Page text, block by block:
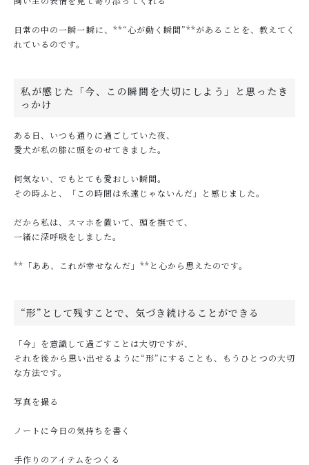
日常の中の一瞬一瞬に、**“心が動く瞬間”**があることを、教えてく
れているのです。
私が感じた「今、この瞬間を大切にしよう」と思ったき
っかけ
ある日、いつも通りに過ごしていた夜、
愛犬が私の膝に頭をのせてきました。
何気ない、でもとても愛おしい瞬間。
その時ふと、「この時間は永遠じゃないんだ」と感じました。
だから私は、スマホを置いて、頭を撫でて、
一緒に深呼吸をしました。
**「ああ、これが幸せなんだ」**と心から思えたのです。
“形”として残すことで、気づき続けることができる
「今」を意識して過ごすことは大切ですが、
それを後から思い出せるように“形”にすることも、もうひとつの大切
な方法です。
写真を撮る
ノートに今日の気持ちを書く
手作りのアイテムをつくる